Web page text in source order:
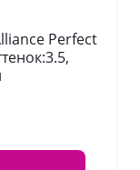
Perfect